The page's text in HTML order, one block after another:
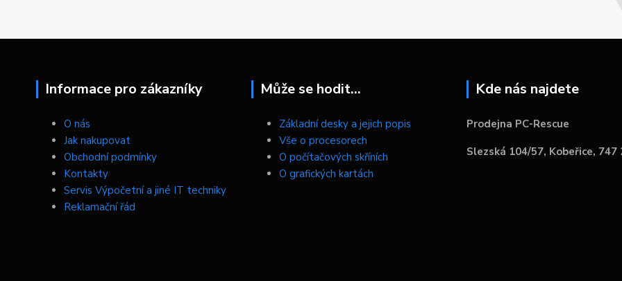
Informace pro zákazníky
O nás
Jak nakupovat
Obchodní podmínky
Kontakty
Servis Výpočetní a jiné IT techniky
Reklamační řád
Může se hodit...
Základní desky a jejich popis
Vše o procesorech
O počítačových skříních
O grafických kartách
Kde nás najdete
Prodejna PC-Rescue
Slezská 104/57, Kobeřice, 747